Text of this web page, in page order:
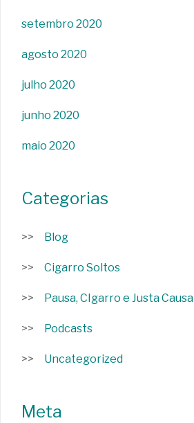
setembro 2020
agosto 2020
julho 2020
junho 2020
maio 2020
Categorias
Blog
Cigarro Soltos
Pausa, CIgarro e Justa Causa
Podcasts
Uncategorized
Meta